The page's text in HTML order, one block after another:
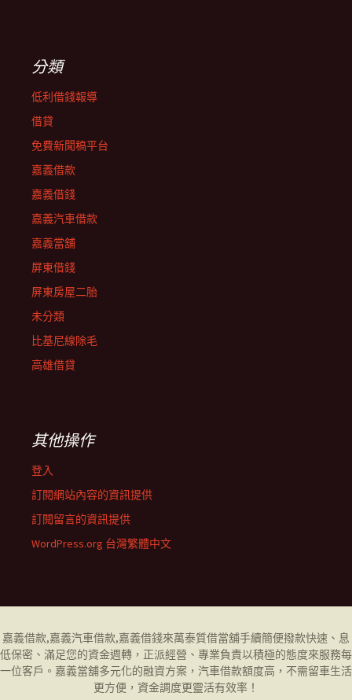
分類
低利借錢報導
借貸
免費新聞稿平台
嘉義借款
嘉義借錢
嘉義汽車借款
嘉義當舖
屏東借錢
屏東房屋二胎
未分類
比基尼線除毛
高雄借貸
其他操作
登入
訂閱網站內容的資訊提供
訂閱留言的資訊提供
WordPress.org 台灣繁體中文
嘉義借款,嘉義汽車借款,嘉義借錢來萬泰質借當舖手續簡便撥款快速、息
低保密、滿足您的資金週轉，正派經營、專業負責以積極的態度來服務每
一位客戶。 嘉義當舖多元化的融資方案，汽車借款額度高，不需留車生活
更方便，資金調度更靈活有效率！